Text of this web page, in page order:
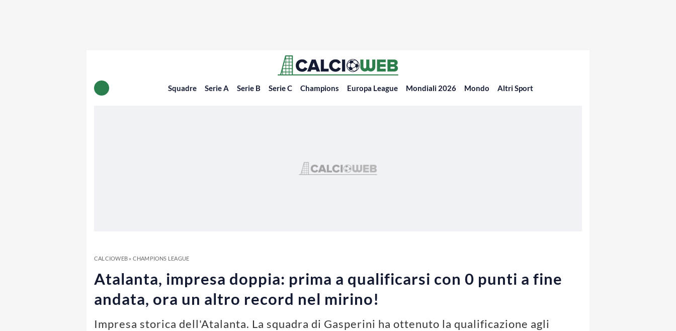
Squadre Serie A Serie B Serie C Champions Europa League Mondiali 2026 Mondo Altri Sport
CALCIOWEB» CHAMPIONS LEAGUE
Atalanta, impresa doppia: prima a qualificarsi con 0 punti a fine
andata, ora un altro record nel mirino!
Impresa storica dell'Atalanta. La squadra di Gasperini ha ottenuto la qualificazione agli